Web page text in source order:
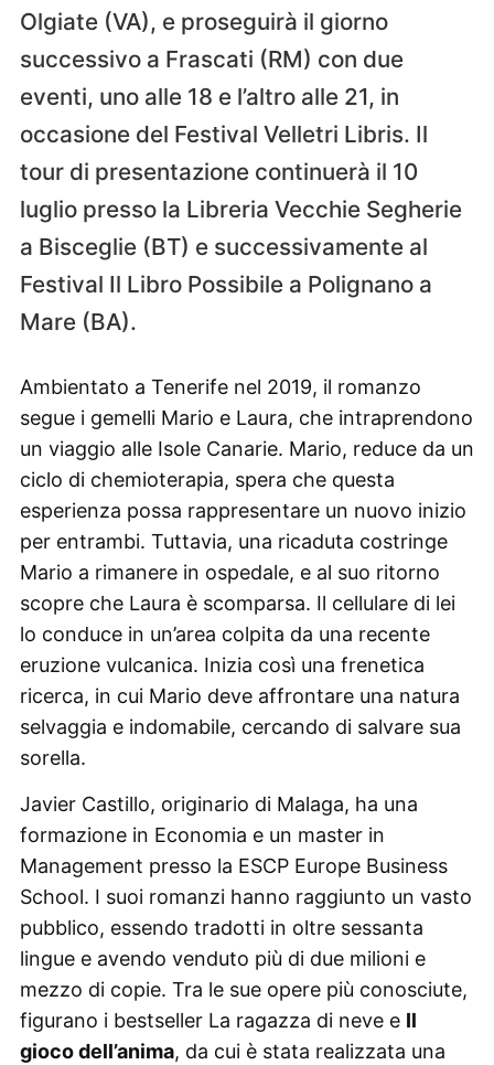
Olgiate (VA), e proseguirà il giorno
successivo a Frascati (RM) con due
eventi, uno alle 18 e l’altro alle 21, in
occasione del Festival Velletri Libris. Il
tour di presentazione continuerà il 10
luglio presso la Libreria Vecchie Segherie
a Bisceglie (BT) e successivamente al
Festival Il Libro Possibile a Polignano a
Mare (BA).
Ambientato a Tenerife nel 2019, il romanzo
segue i gemelli Mario e Laura, che intraprendono
un viaggio alle Isole Canarie. Mario, reduce da un
ciclo di chemioterapia, spera che questa
esperienza possa rappresentare un nuovo inizio
per entrambi. Tuttavia, una ricaduta costringe
Mario a rimanere in ospedale, e al suo ritorno
scopre che Laura è scomparsa. Il cellulare di lei
lo conduce in un’area colpita da una recente
eruzione vulcanica. Inizia così una frenetica
ricerca, in cui Mario deve affrontare una natura
selvaggia e indomabile, cercando di salvare sua
sorella.
Javier Castillo, originario di Malaga, ha una
formazione in Economia e un master in
Management presso la ESCP Europe Business
School. I suoi romanzi hanno raggiunto un vasto
pubblico, essendo tradotti in oltre sessanta
lingue e avendo venduto più di due milioni e
mezzo di copie. Tra le sue opere più conosciute,
figurano i bestseller La ragazza di neve e Il
gioco dell’anima, da cui è stata realizzata una